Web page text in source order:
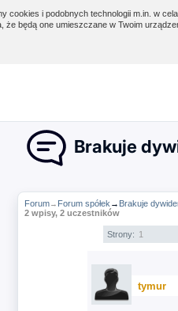
cookies i podobnych technologii m.in. w
że będą one umieszczane w Twoim
Brakuje
Forum→ Forum spółek → Brakuje
2 wpisy, 2 uczestników
Strony: 1
tymur